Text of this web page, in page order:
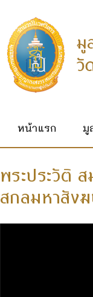
หน้าแรก มู
พระประวัติ
สกลมหาสัง